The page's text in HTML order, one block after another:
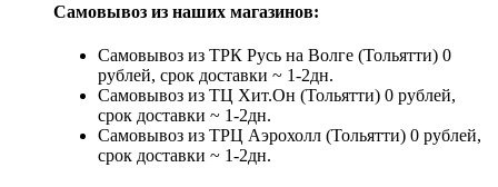
Самовывоз из наших магазинов:
Самовывоз из ТРК Русь на Волге (Тольятти) 0
рублей, срок доставки ~ 1-2дн.
Самовывоз из ТЦ Хит.Он (Тольятти) 0 рублей,
срок доставки ~ 1-2дн.
Самовывоз из ТРЦ Аэрохолл (Тольятти) 0 рублей,
срок доставки ~ 1-2дн.